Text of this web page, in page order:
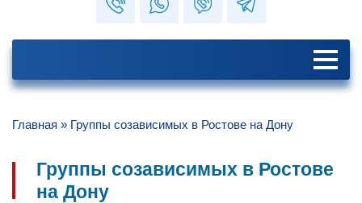
Главная » Группы созависимых в Ростове на Дону
Группы созависимых в Ростове
на Дону